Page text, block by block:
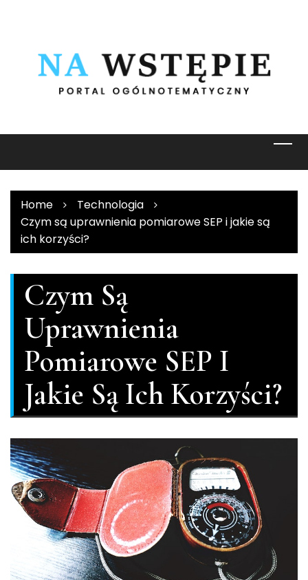
Home
Technologia
Czym są uprawnienia pomiarowe SEP i jakie są
ich korzyści?
Czym Są
Uprawnienia
Pomiarowe SEP I
Jakie Są Ich Korzyści?